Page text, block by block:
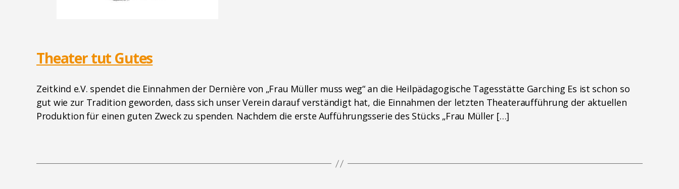
Theater tut Gutes
Zeitkind e.V. spendet die Einnahmen der Dernière von „Frau Müller muss weg“ an die Heilpädagogische Tagesstätte Garching Es ist schon so
gut wie zur Tradition geworden, dass sich unser Verein darauf verständigt hat, die Einnahmen der letzten Theateraufführung der aktuellen
Produktion für einen guten Zweck zu spenden. Nachdem die erste Aufführungsserie des Stücks „Frau Müller […]